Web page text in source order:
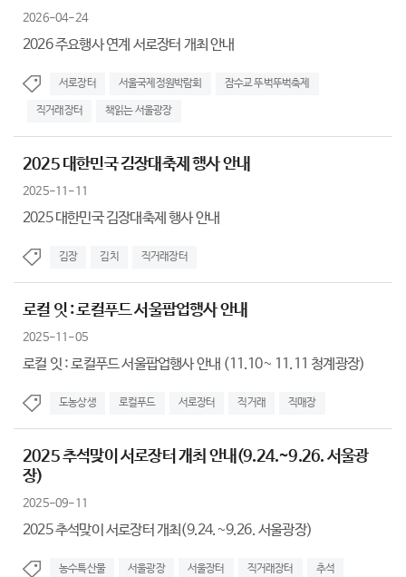
2026-04-24
2026 주요행사 연계 서로장터 개최 안내
서로장터 서울국제정원박람회 잠수교 뚜벅뚜벅축제
직거래장터 책읽는 서울광장
2025 대한민국 김장대축제 행사 안내
2025-11-11
2025 대한민국 김장대축제 행사 안내
김장 김치 직거래장터
로컬 잇 : 로컬푸드 서울팝업행사 안내
2025-11-05
로컬 잇 : 로컬푸드 서울팝업행사 안내 (11.10~ 11.11 청계광장)
도농상생 로컬푸드 서로장터 직거래 직매장
2025 추석맞이 서로장터 개최 안내(9.24.~9.26. 서울광
장)
2025-09-11
2025 추석맞이 서로장터 개최(9.24.~9.26. 서울광장)
농수특산물 서울광장 서울장터 직거래장터 추석